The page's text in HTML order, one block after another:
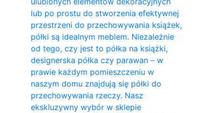
lub po prostu do stworzenia efektywnej
przestrzeni do przechowywania książek,
półki są idealnym meblem. Niezależnie
od tego, czy jest to półka na książki,
designerska półka czy parawan – w
prawie każdym pomieszczeniu w
naszym domu znajdują się półki do
przechowywania rzeczy. Nasz
ekskluzywny wybór w sklepie